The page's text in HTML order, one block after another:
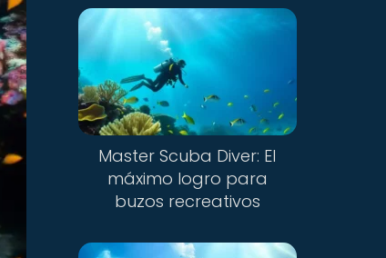
Master Scuba Diver: El
máximo logro para
buzos recreativos